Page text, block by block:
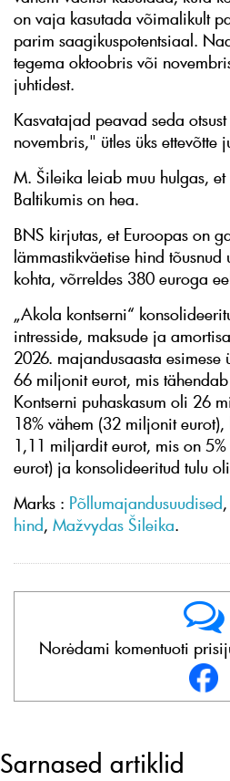
on vaja kasutada võimalikult
parim saagikuspotentsiaal.
tegema oktoobris või
juhtidest.
Kasvatajad peavad seda
novembris," ütles üks ettevõtte
M. Šileika leiab muu hulgas,
Baltikumis on hea.
BNS kirjutas, et Euroopas on
lämmastikväetise hind
kohta, võrreldes 380 euroga
„Akola kontserni“
intresside, maksude ja
2026. majandusaasta esimese
66 miljonit eurot, mis tähendab
Kontserni puhaskasum oli 26
18% vähem (32 miljonit
1,11 miljardit eurot, mis on
eurot) ja konsolideeritud tulu
Marks : Põllumajandusuudised,
hind, Mažvydas Šileika.
Norėdami komentuoti
Sarnased artiklid